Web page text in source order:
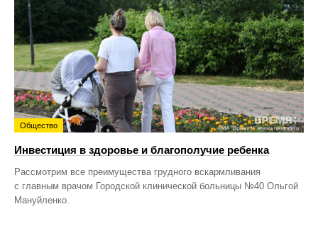
Общество
Инвестиция в здоровье и благополучие ребенка
Рассмотрим все преимущества грудного вскармливания
с главным врачом Городской клинической больницы №40 Ольгой
Мануйленко.